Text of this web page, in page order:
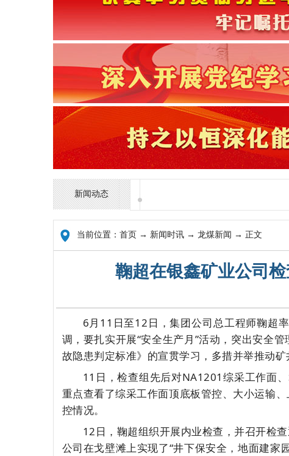
新闻动态
当前位置： 首页 → 新闻时讯 → 龙煤新闻 → 正文
鞠超在银鑫矿业公司
6月 11 日至12日，集团公司总工程师鞠超
调，要扎实开展“安全生产月”活动，突出安全
故隐患判定标准》的宣贯学习，多措并举推动矿
11 日，检查组先后对NA1201 综采工作面、
重点查看了综采工作面顶底板管控、大小运输
控情况。
12日，鞠超组织开展内业检查，并召开检
公司在戈壁滩上实现了“井下保安全，地面建